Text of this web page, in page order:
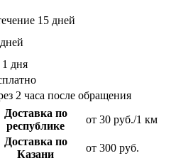
15 дней
дня
2 часа после обращения
Доставка по
республике
от 30 руб./1 км
Доставка по
Казани
от 300 руб.